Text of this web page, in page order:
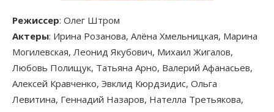
Режиссер: Олег Штром
Актеры: Ирина Розанова, Алёна Хмельницкая, Марина
Могилевская, Леонид Якубович, Михаил Жигалов,
Любовь Полищук, Татьяна Арно, Валерий Афанасьев,
Алексей Кравченко, Эвклид Кюрдзидис, Ольга
Левитина, Геннадий Назаров, Нателла Третьякова,